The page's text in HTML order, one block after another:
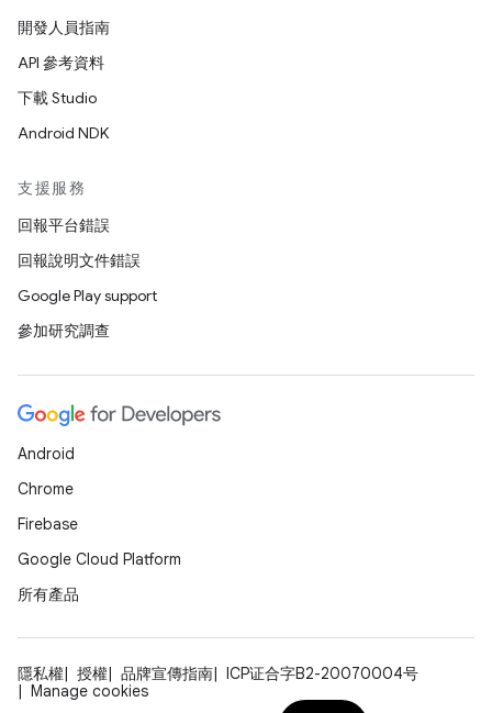
開發人員指南
API 參考資料
下載 Studio
Android NDK
支援服務
回報平台錯誤
回報說明文件錯誤
Google Play support
參加研究調查
Android
Chrome
Firebase
Google Cloud Platform
所有產品
隱私權 授權 品牌宣傳指南
ICP证合字B2-20070004号
Manage cookies